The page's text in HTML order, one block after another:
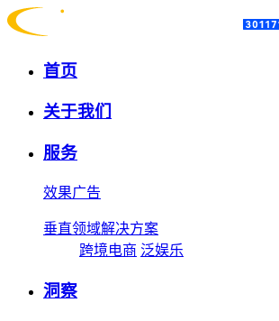
首页
关于我们
服务
效果广告
垂直领域解决方案
跨境电商 泛娱乐
洞察